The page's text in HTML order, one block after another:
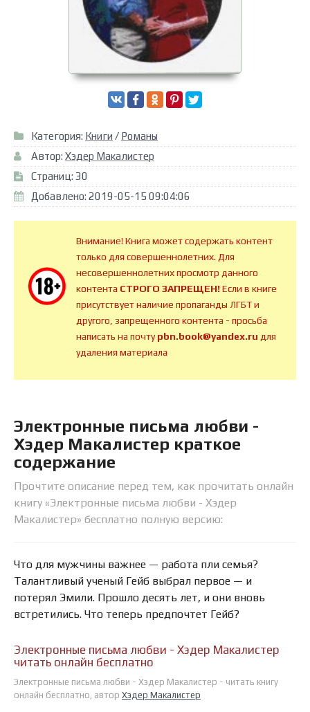
Категория: Книги / Романы
Автор: Хэдер Макалистер
Страниц: 30
Добавлено: 2019-05-15 09:04:06
Внимание! Книга может содержать контент
только для совершеннолетних. Для
несовершеннолетних просмотр данного
контента СТРОГО ЗАПРЕЩЕН!Если в книге
присутствует наличие пропаганды ЛГБТ и
другого, запрещенного контента - просьба
написать на почтуpbn.book@yandex.ru для
удаления материала
Электронные письма любви -
Хэдер Макалистер краткое
содержание
Прочтите описание перед тем, как прочитать онлайн
книгу «Электронные письма любви - Хэдер
Макалистер» бесплатно полную версию:
Что для мужчины важнее — работа пли семья?
Талантливый ученый Гейб выбрал первое — и
потерял Эмили. Прошло десять лет, и они вновь
встретились. Что теперь предпочтет Гейб?
Электронные письма любви - Хэдер Макалистер
читать онлайн бесплатно
Электронные письма любви - Хэдер Макалистер - читать книгу
онлайн бесплатно, автор Хэдер Макалистер